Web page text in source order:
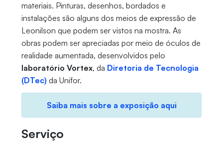
materiais. Pinturas, desenhos, bordados e
instalações são alguns dos meios de expressão de
Leonilson que podem ser vistos na mostra. As
obras podem ser apreciadas por meio de óculos de
realidade aumentada, desenvolvidos pelo
laboratório Vortex, da Diretoria de Tecnologia
(DTec) da Unifor.
Saiba mais sobre a exposição aqui
Serviço